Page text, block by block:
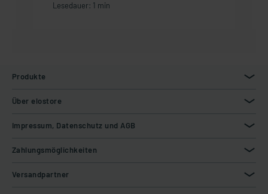
Lesedauer: 1 min
Produkte
Über elostore
Impressum, Datenschutz und AGB
Zahlungsmöglichkeiten
Versandpartner